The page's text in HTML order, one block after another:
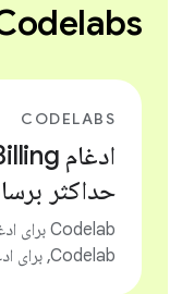
CODELABS
حداکثر
,Codelab برای ادغام کتابخانه صورتحساب Play